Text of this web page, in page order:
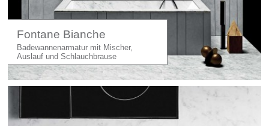
Fontane Bianche
Badewannenarmatur mit Mischer,
Auslauf und Schlauchbrause